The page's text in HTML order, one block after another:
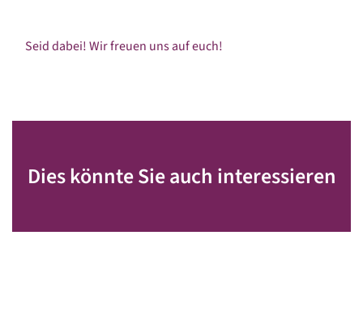
Seid dabei! Wir freuen uns auf euch!
Dies könnte Sie auch interessieren